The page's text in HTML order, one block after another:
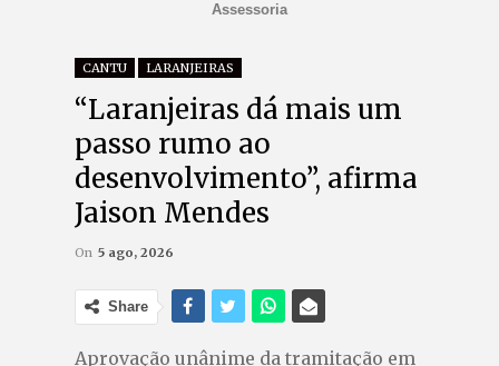
Assessoria
CANTU LARANJEIRAS
“Laranjeiras dá mais um
passo rumo ao
desenvolvimento”, afirma
Jaison Mendes
On 5 ago, 2026
Share
Aprovação unânime da tramitação em